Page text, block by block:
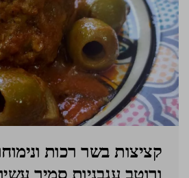
קציצות בשר רכות